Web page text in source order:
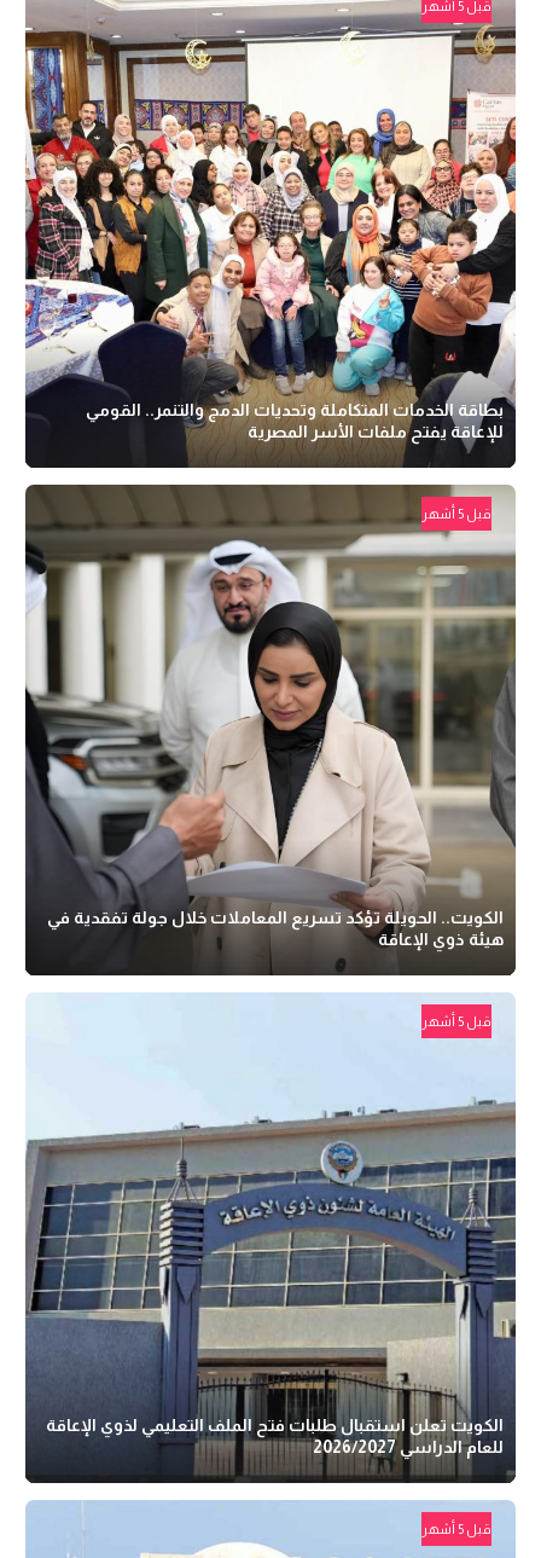
قبل 5 أشهر
بطاقة الخدمات المتكاملة وتحديات الدمج والتنمر.. القومي
للإعاقة يفتح ملفات الأسر المصرية
قبل 5 أشهر
الكويت.. الحويلة تؤكد تسريع المعاملات خلال جولة تفقدية في
هيئة ذوي الإعاقة
قبل 5 أشهر
الكويت تعلن استقبال طلبات فتح الملف التعليمي لذوي الإعاقة
للعام الدراسي 2026/2027
قبل 5 أشهر